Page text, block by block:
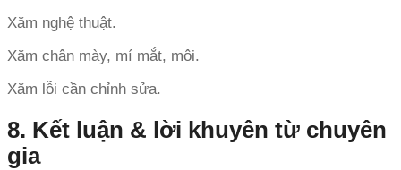
Xăm nghệ thuật.
Xăm chân mày, mí mắt, môi.
Xăm lỗi cần chỉnh sửa.
8. Kết luận & lời khuyên từ chuyên
gia